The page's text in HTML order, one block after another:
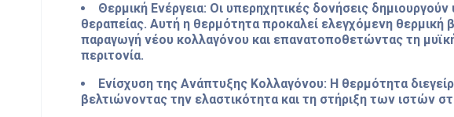
Θερμική Ενέργεια: Οι υπερηχητικές δονήσεις
θεραπείας. Αυτή η θερμότητα προκαλεί ελεγχόμενη θερμική
παραγωγή νέου κολλαγόνου και επανατοποθετώντας τη
περιτονία.
Ενίσχυση της Ανάπτυξης Κολλαγόνου: Η θερμότητα
βελτιώνοντας την ελαστικότητα και τη στήριξη των ιστών